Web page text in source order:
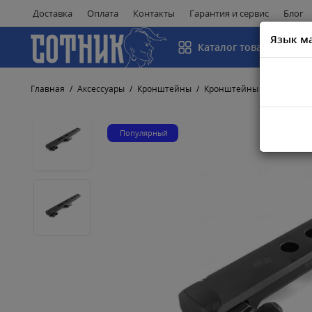
Доставка Оплата Контакты Гарантия и сервис Блог
Каталог товаров
Главная Аксессуары Кронштейны Кронштейны MAK
Язык
Популярный